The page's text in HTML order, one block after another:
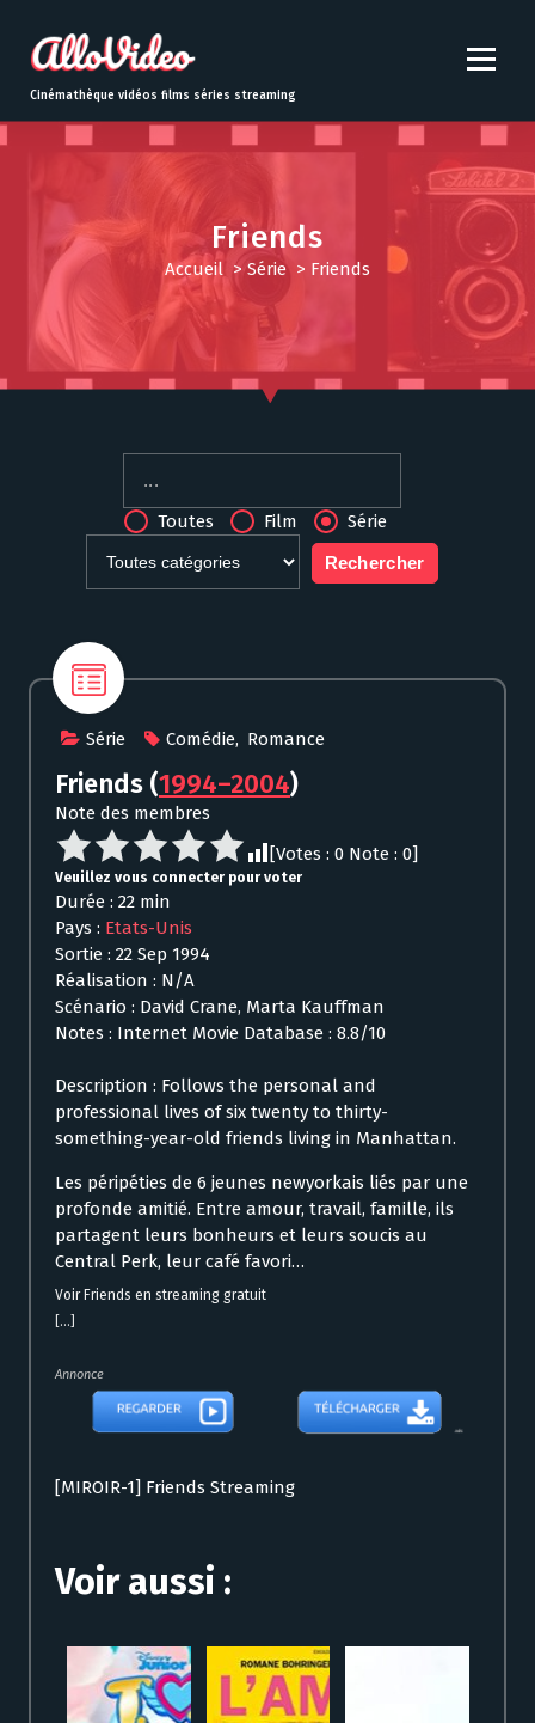
t
o
Cinémathèque vidéos films séries streaming
Friends
Accueil >Série> Friends
Toutes Film Série
Série Comédie, Romance
Friends (1994–2004)
Note des membres
[Votes : 0 Note : 0]
Veuillez vous connecter pour voter
Durée : 22 min
Pays : Etats-Unis
Sortie : 22 Sep 1994
Réalisation : N/A
Scénario : David Crane, Marta Kauffman
Notes : Internet Movie Database : 8.8/10
Description : Follows the personal and
professional lives of six twenty to thirty-
something-year-old friends living in Manhattan.
Les péripéties de 6 jeunes newyorkais liés par une
profonde amitié. Entre amour, travail, famille, ils
partagent leurs bonheurs et leurs soucis au
Central Perk, leur café favori…
Voir Friends en streaming gratuit
[...]
Annonce
[MIROIR-1] Friends Streaming
Voir aussi :